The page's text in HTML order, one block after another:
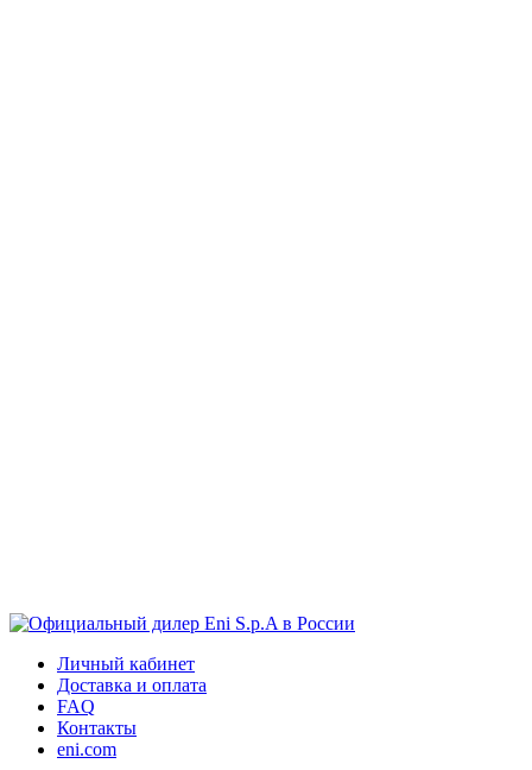
Личный кабинет
Доставка и оплата
FAQ
Контакты
eni.com